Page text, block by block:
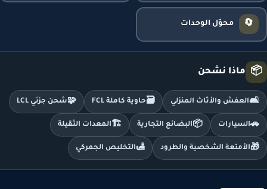
🔄 محوّل الوحدات
📦 ماذا نشحن
🛋️العفش والأثاث المنزلي 🗃️حاوية كاملة FCL 🧩شحن جزئي LCL
🚗السيارات 📦البضائع التجارية 🏗️ المعدات الثقيلة
🎁الأمتعة الشخصية والطرود 🛃التخليص الجمركي